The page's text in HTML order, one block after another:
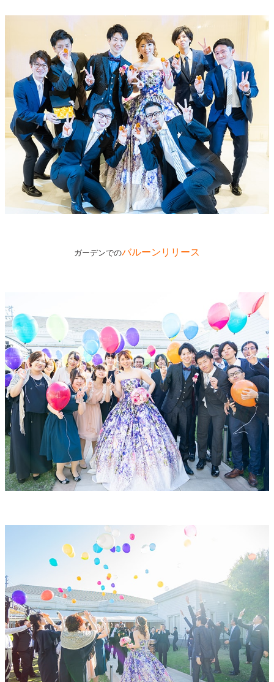
ガーデンでのバルーンリリース